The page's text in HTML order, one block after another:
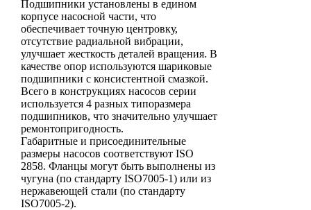
Подшипники установлены в едином
корпусе насосной части, что
обеспечивает точную центровку,
отсутствие радиальной вибрации,
улучшает жесткость деталей вращения. В
качестве опор используются шариковые
подшипники с консистентной смазкой.
Всего в конструкциях насосов серии
используется 4 разных типоразмера
подшипников, что значительно улучшает
ремонтопригодность.
Габаритные и присоединительные
размеры насосов соответствуют ISO
2858. Фланцы могут быть выполнены из
чугуна (по стандарту ISO7005-1) или из
нержавеющей стали (по стандарту
ISO7005-2).